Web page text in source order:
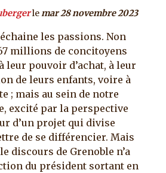
lemar 28 novembre 2023
les passions. Non
millions de concitoyens
leur pouvoir d’achat, à leur
de leurs enfants, voire à
; mais au sein de notre
excité par la perspective
d’un projet qui divise
de se différencier. Mais
discours de Grenoble n’a
du président sortant en